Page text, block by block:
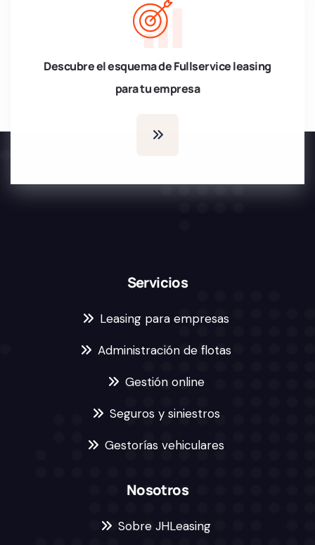
Descubre el esquema de Fullservice leasing
para tu empresa
Servicios
Leasing para empresas
Administración de flotas
Gestión online
Seguros y siniestros
Gestorías vehiculares
Nosotros
Sobre JHLeasing